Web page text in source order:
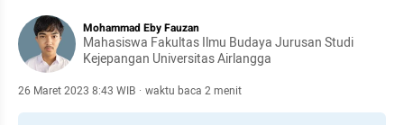
Mohammad Eby Fauzan
Mahasiswa Fakultas Ilmu Budaya Jurusan Studi
Kejepangan Universitas Airlangga
26 Maret 2023 8:43 WIB · waktu baca 2 menit